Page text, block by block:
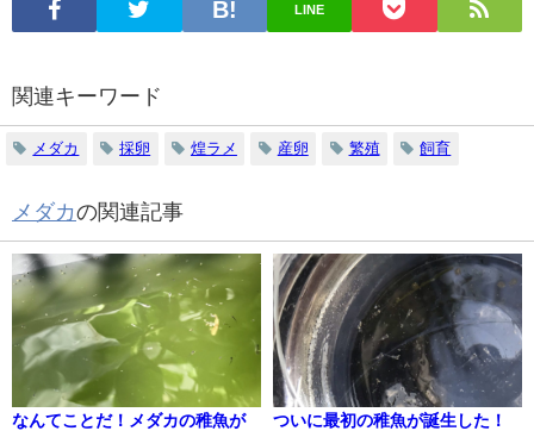
LINE
関連キーワード
メダカ 採卵 煌ラメ 産卵 繁殖 飼育
メダカの関連記事
なんてことだ！メダカの稚魚が
ついに最初の稚魚が誕生した！